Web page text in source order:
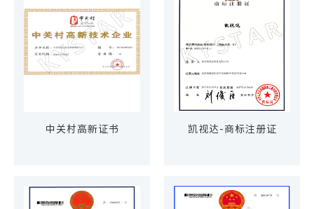
中关村高新证书 凯视达-商标注册证